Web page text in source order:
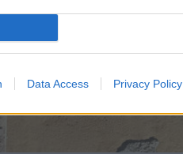
Data Access Privacy Policy